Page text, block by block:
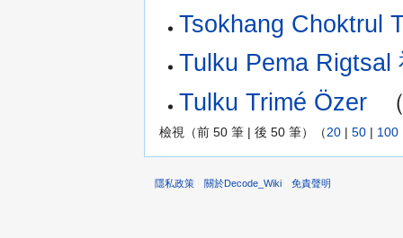
Tsokhang Choktrul
Tulku Pema Rigtsal
Tulku Trimé Özer
檢視（前 50 筆 | 後 50 筆）（20 | 50 | 100
隱私政策 關於Decode_Wiki 免責聲明